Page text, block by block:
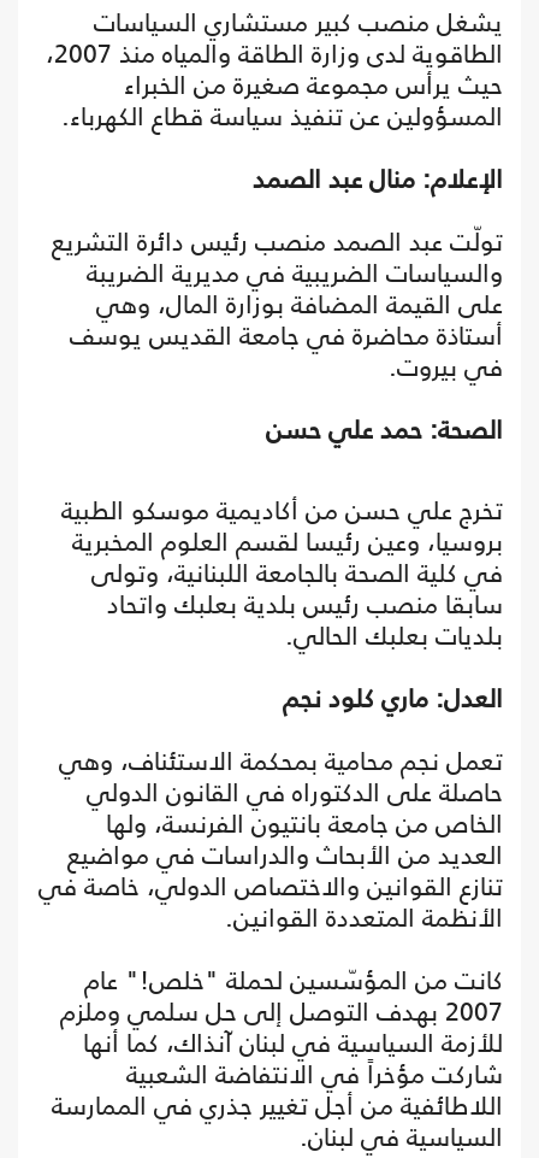
يشغل منصب كبير مستشاري السياسات
الطاقوية لدى وزارة الطاقة والمياه منذ 2007،
حيث يرأس مجموعة صغيرة من الخبراء
المسؤولين عن تنفيذ سياسة قطاع الكهرباء.
الإعلام: منال عبد الصمد
تولّت عبد الصمد منصب رئيس دائرة التشريع
والسياسات الضريبية في مديرية الضريبة
على القيمة المضافة بوزارة المال، وهي
أستاذة محاضرة في جامعة القديس يوسف
في بيروت.
الصحة: حمد علي حسن
تخرج علي حسن من أكاديمية موسكو الطبية
بروسيا، وعين رئيسا لقسم العلوم المخبرية
في كلية الصحة بالجامعة اللبنانية، وتولى
سابقا منصب رئيس بلدية بعلبك واتحاد
بلديات بعلبك الحالي.
العدل: ماري كلود نجم
تعمل نجم محامية بمحكمة الاستئناف، وهي
حاصلة على الدكتوراه في القانون الدولي
الخاص من جامعة بانتيون الفرنسة، ولها
العديد من الأبحاث والدراسات في مواضيع
تنازع القوانين والاختصاص الدولي، خاصة في
الأنظمة المتعددة القوانين.
كانت من المؤسّسين لحملة "خلص!" عام
2007 بهدف التوصل إلى حل سلمي وملزم
للأزمة السياسية في لبنان آنذاك، كما أنها
شاركت مؤخراً في الانتفاضة الشعبية
اللاطائفية من أجل تغيير جذري في الممارسة
السياسية في لبنان.